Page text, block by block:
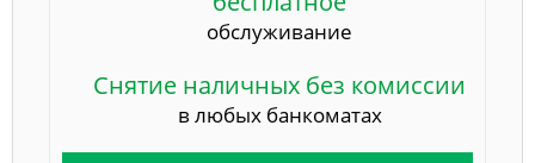
обслуживание
Снятие наличных без комиссии
в любых банкоматах